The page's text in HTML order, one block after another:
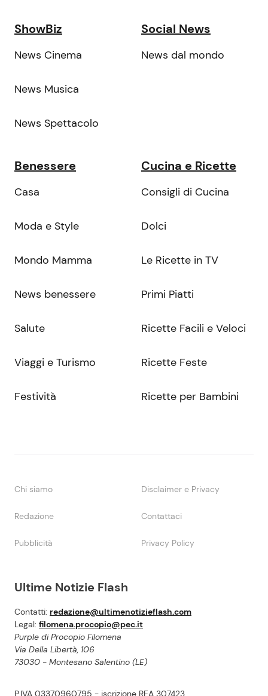
Ultime Notizie Flash
Contatti: redazione@ultimenotizieflash.com
Legal: filomena.procopio@pec.it
Purple di Procopio Filomena
Via Della Libertà, 106
73030 - Montesano Salentino (LE)
P.IVA 03370960795 - iscrizione REA 307423
ShowBiz
News Cinema
News Musica
News Spettacolo
Social News
News dal mondo
Benessere
Casa
Moda e Style
Mondo Mamma
News benessere
Salute
Viaggi e Turismo
Festività
Cucina e Ricette
Consigli di Cucina
Dolci
Le Ricette in TV
Primi Piatti
Ricette Facili e Veloci
Ricette Feste
Ricette per Bambini
Chi siamo Disclaimer e Privacy
Redazione Contattaci
Pubblicità Privacy Policy